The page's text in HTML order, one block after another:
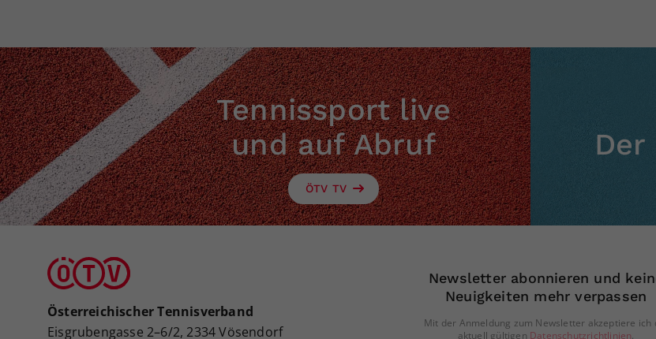
Tennissport live
und auf Abruf
ÖTV TV
Der
Österreichischer Tennisverband
Eisgrubengasse 2–6/2, 2334 Vösendorf
Newsletter abonnieren und
Neuigkeiten mehr verpassen
Mit der Anmeldung zum Newsletter akzeptiere ich
aktuell gültigen Datenschutzrichtlinien.